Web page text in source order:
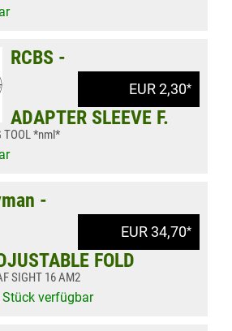
EUR 2,30*
RCBS -
ADAPTER SLEEVE F.
TOOL *nml*
EUR 34,70*
-
FOLD
SIGHT 16 AM2
Stück verfügbar